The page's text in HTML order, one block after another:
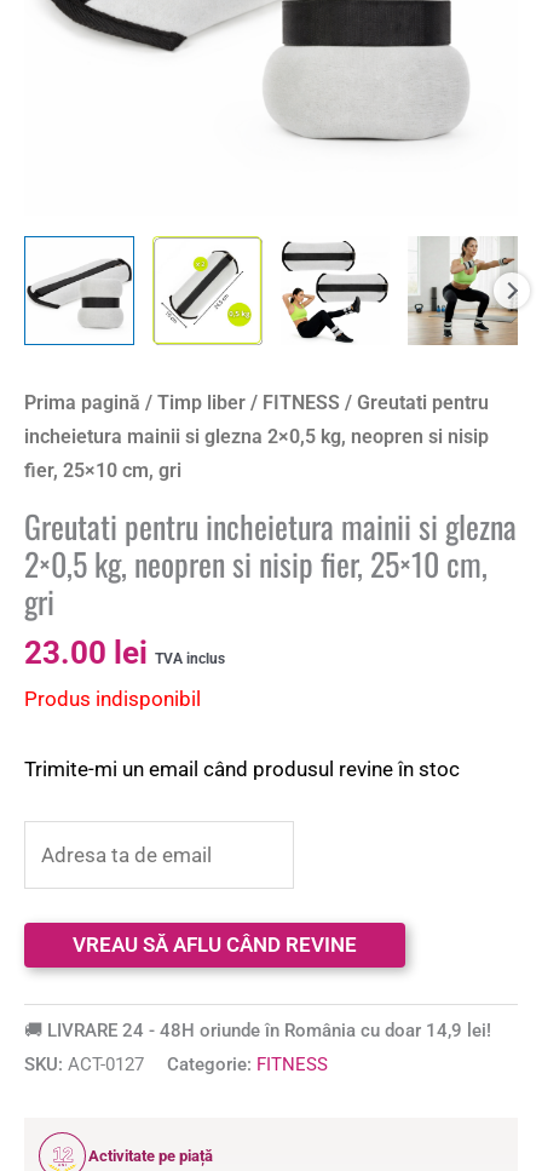
Prima pagină / Timp liber / FITNESS / Greutati pentru
incheietura mainii si glezna 2×0,5 kg, neopren si nisip
fier, 25×10 cm, gri
Greutati pentru incheietura mainii si glezna
2×0,5 kg, neopren si nisip fier, 25×10 cm,
gri
23.00 lei TVA inclus
Produs indisponibil
Trimite-mi un email când produsul revine în stoc
🚚 LIVRARE 24 - 48H oriunde în România cu doar 14,9 lei!
SKU: ACT-0127 Categorie: FITNESS
12
ANI
Activitate pe piață